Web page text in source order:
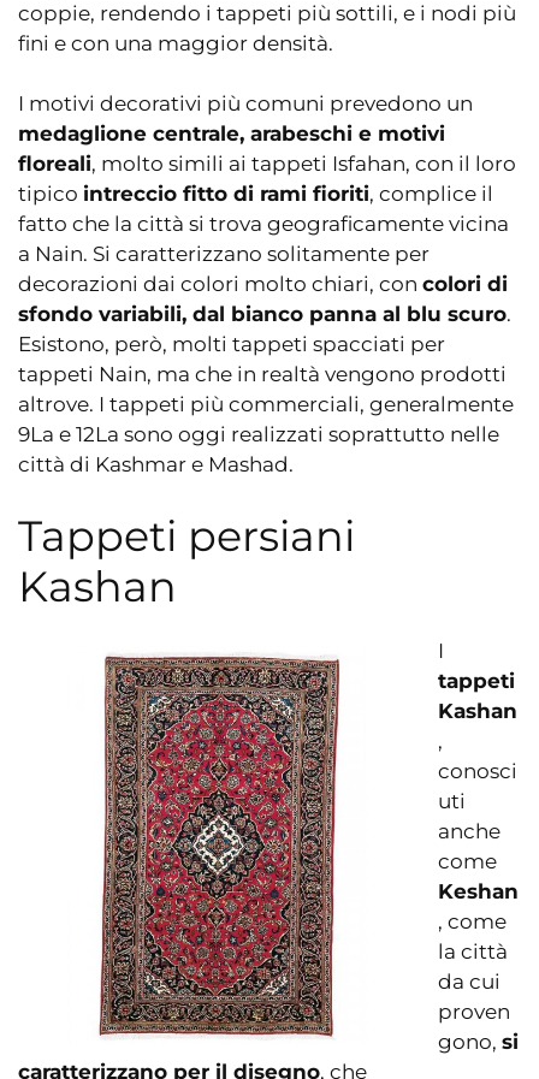
coppie, rendendo i tappeti più sottili, e i nodi più
fini e con una maggior densità.
I motivi decorativi più comuni prevedono un
medaglione centrale, arabeschi e motivi
floreali, molto simili ai tappeti Isfahan, con il loro
tipico intreccio fitto di rami fioriti, complice il
fatto che la città si trova geograficamente vicina
a Nain. Si caratterizzano solitamente per
decorazioni dai colori molto chiari, con colori di
sfondo variabili, dal bianco panna al blu scuro.
Esistono, però, molti tappeti spacciati per
tappeti Nain, ma che in realtà vengono prodotti
altrove. I tappeti più commerciali, generalmente
9La e 12La sono oggi realizzati soprattutto nelle
città di Kashmar e Mashad.
Tappeti persiani
Kashan
I
tappeti
Kashan
,
conosci
uti
anche
come
Keshan
, come
la città
da cui
proven
gono, si
caratterizzano per il disegno, che